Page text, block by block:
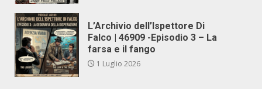
L’Archivio dell’Ispettore Di
Falco | 46909 -Episodio 3 – La
farsa e il fango
1 Luglio 2026